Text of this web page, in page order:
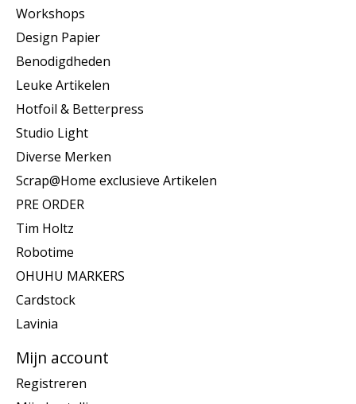
Workshops
Design Papier
Benodigdheden
Leuke Artikelen
Hotfoil & Betterpress
Studio Light
Diverse Merken
Scrap@Home exclusieve Artikelen
PRE ORDER
Tim Holtz
Robotime
OHUHU MARKERS
Cardstock
Lavinia
Mijn account
Registreren